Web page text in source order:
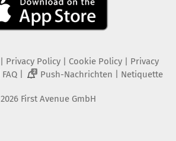
Privacy Policy| Cookie Policy| Privacy
FAQ| 2 Push-Nachrichten Netiquette
2026 First Avenue GmbH